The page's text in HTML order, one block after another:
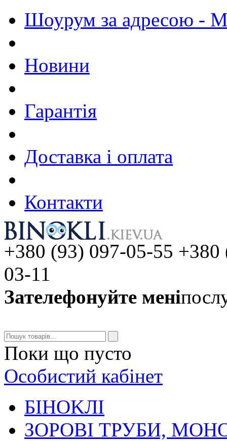
Шоурум за адресою - М.
Новини
Гарантія
Доставка і оплата
Контакти
+380 (93) 097-05-55
03-11
Зателефонуйте мені
Поки що пусто
Особистий кабінет
БIHOKЛI
ЗОРОВІ ТРУБИ,